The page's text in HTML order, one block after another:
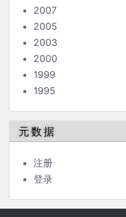
2007
2005
2003
2000
1999
1995
元数据
注册
登录